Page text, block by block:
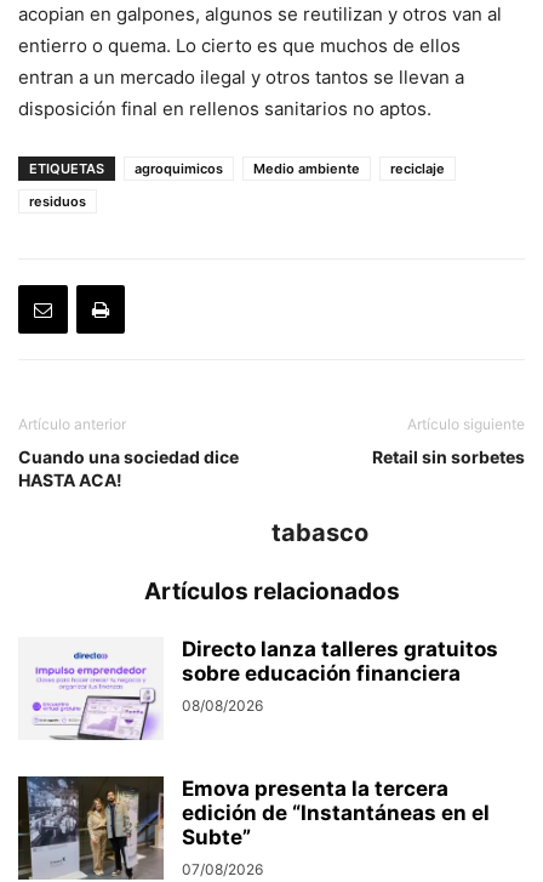
acopian en galpones, algunos se reutilizan y otros van al
entierro o quema. Lo cierto es que muchos de ellos
entran a un mercado ilegal y otros tantos se llevan a
disposición final en rellenos sanitarios no aptos.
ETIQUETAS agroquimicos Medio ambiente
reciclaje
residuos
Artículo anterior
Cuando una sociedad dice
HASTA ACA!
Artículo siguiente
Retail sin sorbetes
tabasco
Artículos relacionados
Directo lanza talleres gratuitos
sobre educación financiera
08/08/2026
Emova presenta la tercera
edición de “Instantáneas en el
Subte”
07/08/2026